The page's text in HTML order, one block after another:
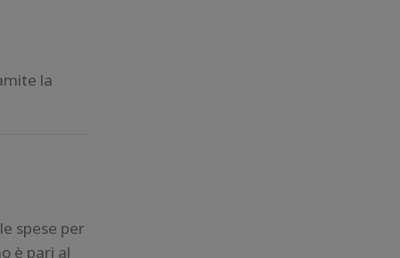
la
spese per
è pari al